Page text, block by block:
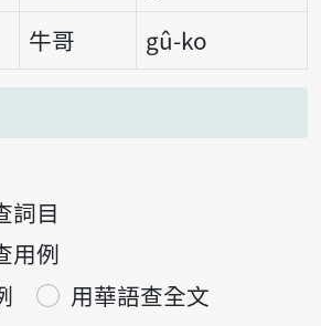
牛哥 gû-ko
詞目
用例
用華語查全文